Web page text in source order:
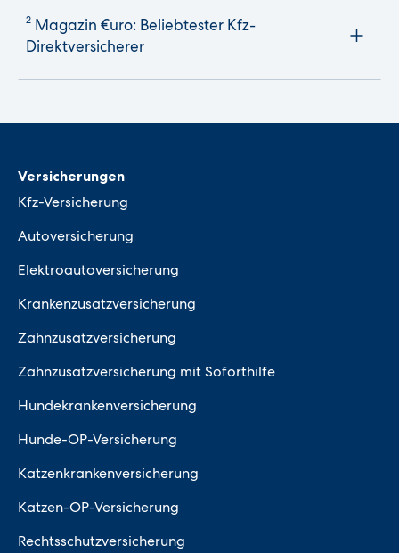
2 Magazin €uro: Beliebtester Kfz-
Direktversicherer
Versicherungen
Kfz-Versicherung
Autoversicherung
Elektroautoversicherung
Krankenzusatzversicherung
Zahnzusatzversicherung
Zahnzusatzversicherung mit Soforthilfe
Hundekrankenversicherung
Hunde-OP-Versicherung
Katzenkrankenversicherung
Katzen-OP-Versicherung
Rechtsschutzversicherung